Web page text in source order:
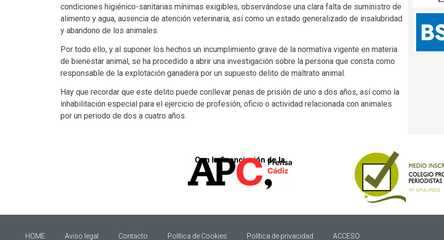
condiciones higiénico-sanitarias mínimas exigibles, observándose una clara falta de suministro de
alimento y agua, ausencia de atención veterinaria, así como un estado generalizado de insalubridad
y abandono de los animales.
Por todo ello, y al suponer los hechos un incumplimiento grave de la normativa vigente en materia
de bienestar animal, se ha procedido a abrir una investigación sobre la persona que consta como
responsable de la explotación ganadera por un supuesto delito de maltrato animal.
Hay que recordar que este delito puede conllevar penas de prisión de uno a dos años, así como la
inhabilitación especial para el ejercicio de profesión, oficio o actividad relacionada con animales
por un periodo de dos a cuatro años.
Con la financiación de la
HOME Aviso legal Contacto Política de Cookies Política de privacidad ACCESO